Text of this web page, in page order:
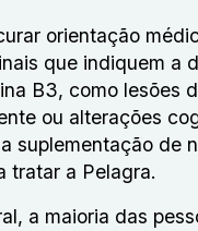
orientação
que indiquem a
B3, como lesões
ou alterações
suplementação de
tratar a Pelagra.
a maioria das